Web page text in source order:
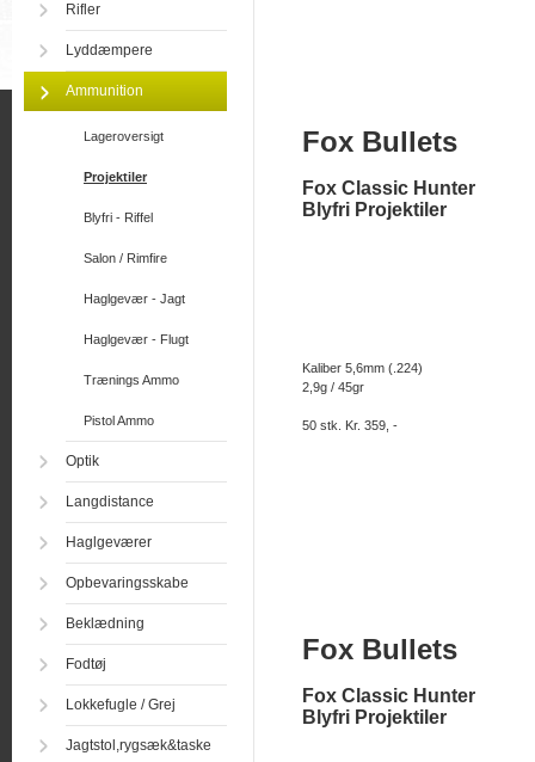
Rifler
Lyddæmpere
Ammunition
Lageroversigt
Projektiler
Blyfri - Riffel
Salon / Rimfire
Haglgevær - Jagt
Haglgevær - Flugt
Trænings Ammo
Pistol Ammo
Optik
Langdistance
Haglgeværer
Opbevaringsskabe
Beklædning
Fodtøj
Lokkefugle / Grej
Jagtstol,rygsæk&taske
Fox Bullets
Fox Classic Hunter
Blyfri Projektiler
Kaliber 5,6mm (.224)
2,9g / 45gr
50 stk. Kr. 359, -
Fox Bullets
Fox Classic Hunter
Blyfri Projektiler